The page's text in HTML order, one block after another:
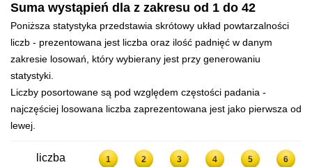
Suma wystąpień dla z zakresu od 1 do 42
Poniższa statystyka przedstawia skrótowy układ powtarzalności
liczb - prezentowana jest liczba oraz ilość padnięć w danym
zakresie losowań, który wybierany jest przy generowaniu
statystyki.
Liczby posortowane są pod względem częstości padania -
najczęściej losowana liczba zaprezentowana jest jako pierwsza od
lewej.
liczba 1 2 3 4 5 6